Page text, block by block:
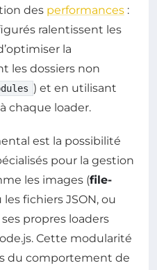
des performances :
ralentissent les
la
les dossiers non
) et en utilisant
chaque loader.
est la possibilité
pour la gestion
les images (file-
les fichiers JSON, ou
propres loaders
Cette modularité
du comportement de